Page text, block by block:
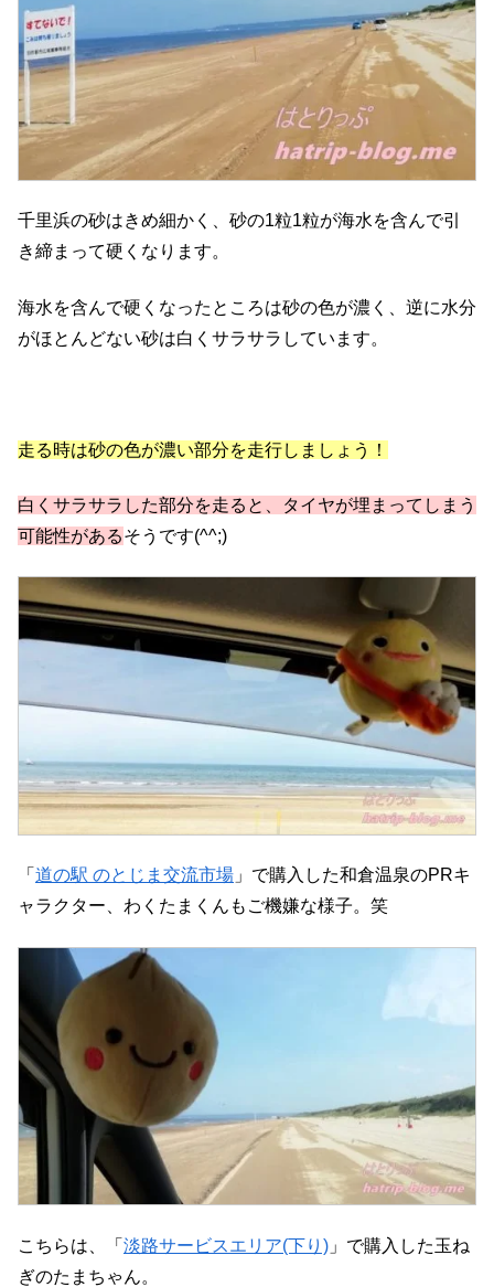
千里浜の砂はきめ細かく、砂の1粒1粒が海水を含んで引
き締まって硬くなります。
海水を含んで硬くなったところは砂の色が濃く、逆に水分
がほとんどない砂は白くサラサラしています。
走る時は砂の色が濃い部分を走行しましょう！
白くサラサラした部分を走ると、タイヤが埋まってしまう
可能性があるそうです(^^;)
「 道の駅 のとじま交流市場 」で購入した和倉温泉のPRキ
ャラクター、わくたまくんもご機嫌な様子。笑
こちらは、「 淡路サービスエリア(下り) 」で購入した玉ね
ぎのたまちゃん。